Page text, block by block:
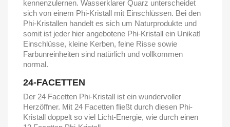
kennenzulernen. Wasserklarer Quarz unterscheidet
sich von einem Phi-Kristall mit Einschlüssen. Bei den
Phi-Kristallen handelt es sich um Naturprodukte und
somit ist jeder hier angebotene Phi-Kristall ein Unikat!
Einschlüsse, kleine Kerben, feine Risse sowie
Farbunreinheiten sind natürlich und vollkommen
normal.
24-FACETTEN
Der 24 Facetten Phi-Kristall ist ein wundervoller
Herzöffner. Mit 24 Facetten fließt durch diesen Phi-
Kristall doppelt so viel Licht-Energie, wie durch einen